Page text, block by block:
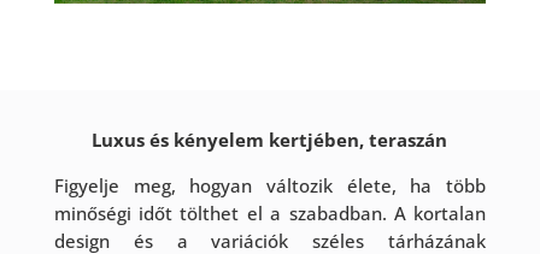
Luxus és kényelem kertjében, teraszán
Figyelje meg, hogyan változik élete, ha több
minőségi időt tölthet el a szabadban. A kortalan
design és a variációk széles tárházának